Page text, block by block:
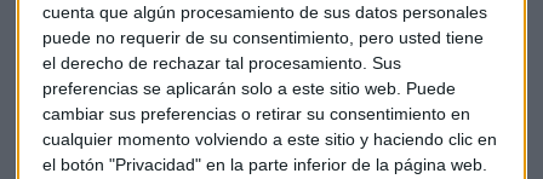
cuenta que algún procesamiento de sus datos personales
puede no requerir de su consentimiento, pero usted tiene
el derecho de rechazar tal procesamiento. Sus
preferencias se aplicarán solo a este sitio web. Puede
cambiar sus preferencias o retirar su consentimiento en
cualquier momento volviendo a este sitio y haciendo clic en
el botón "Privacidad" en la parte inferior de la página web.
El secretario de Comercio, Wilbur Ross, dijo a los
legisladores que existen poderes que "se pueden aplicar de
forma mucho más quirúrgica" que podrían llevar a
aranceles a las importaciones desde ciertos países y cuotas
desde otros que se sospeche que operan transbordando
productos.Reuters